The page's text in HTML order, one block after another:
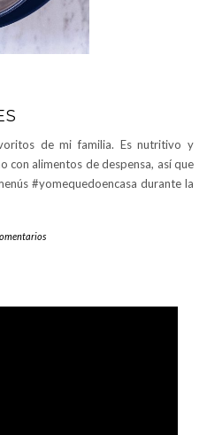
de mi familia. Es nutritivo y
con alimentos de despensa, así que
#yomequedoencasa durante la